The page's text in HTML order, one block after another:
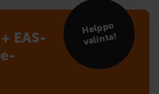
EAS-
Helppo
valinta!